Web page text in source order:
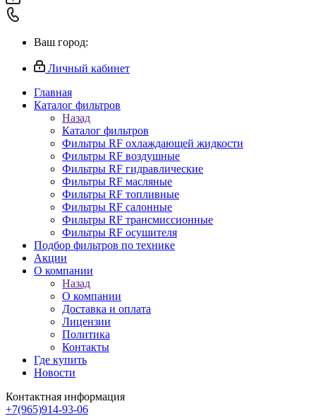
Ваш город:
Личный кабинет
Главная
Каталог фильтров
Назад
Каталог фильтров
Фильтры RF охлаждающей жидкости
Фильтры RF воздушные
Фильтры RF гидравлические
Фильтры RF масляные
Фильтры RF топливные
Фильтры RF салонные
Фильтры RF трансмиссионные
Фильтры RF осушителя
Подбор фильтров по технике
Акции
О компании
Назад
О компании
Доставка и оплата
Лицензии
Политика
Контакты
Где купить
Новости
Контактная информация
+7(965)914-93-06